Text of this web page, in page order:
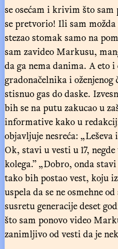
se osećam i krivim što sam
se pretvorio! Ili sam
stezao stomak samo na
sam zavideo Markusu,
da ga nema danima. A eto
gradonačelnika i
stisnuo gas do daske.
bih se na putu zakucao u
informative kako u
objavljuje nesreća: „Leševa
Ok, stavi u vesti u 17,
kolega.” „Dobro, onda
tako bih postao vest, koju
uspela da se ne osmehne
susretu generacije deset
što sam ponovo video
zanimljivo od vesti da je